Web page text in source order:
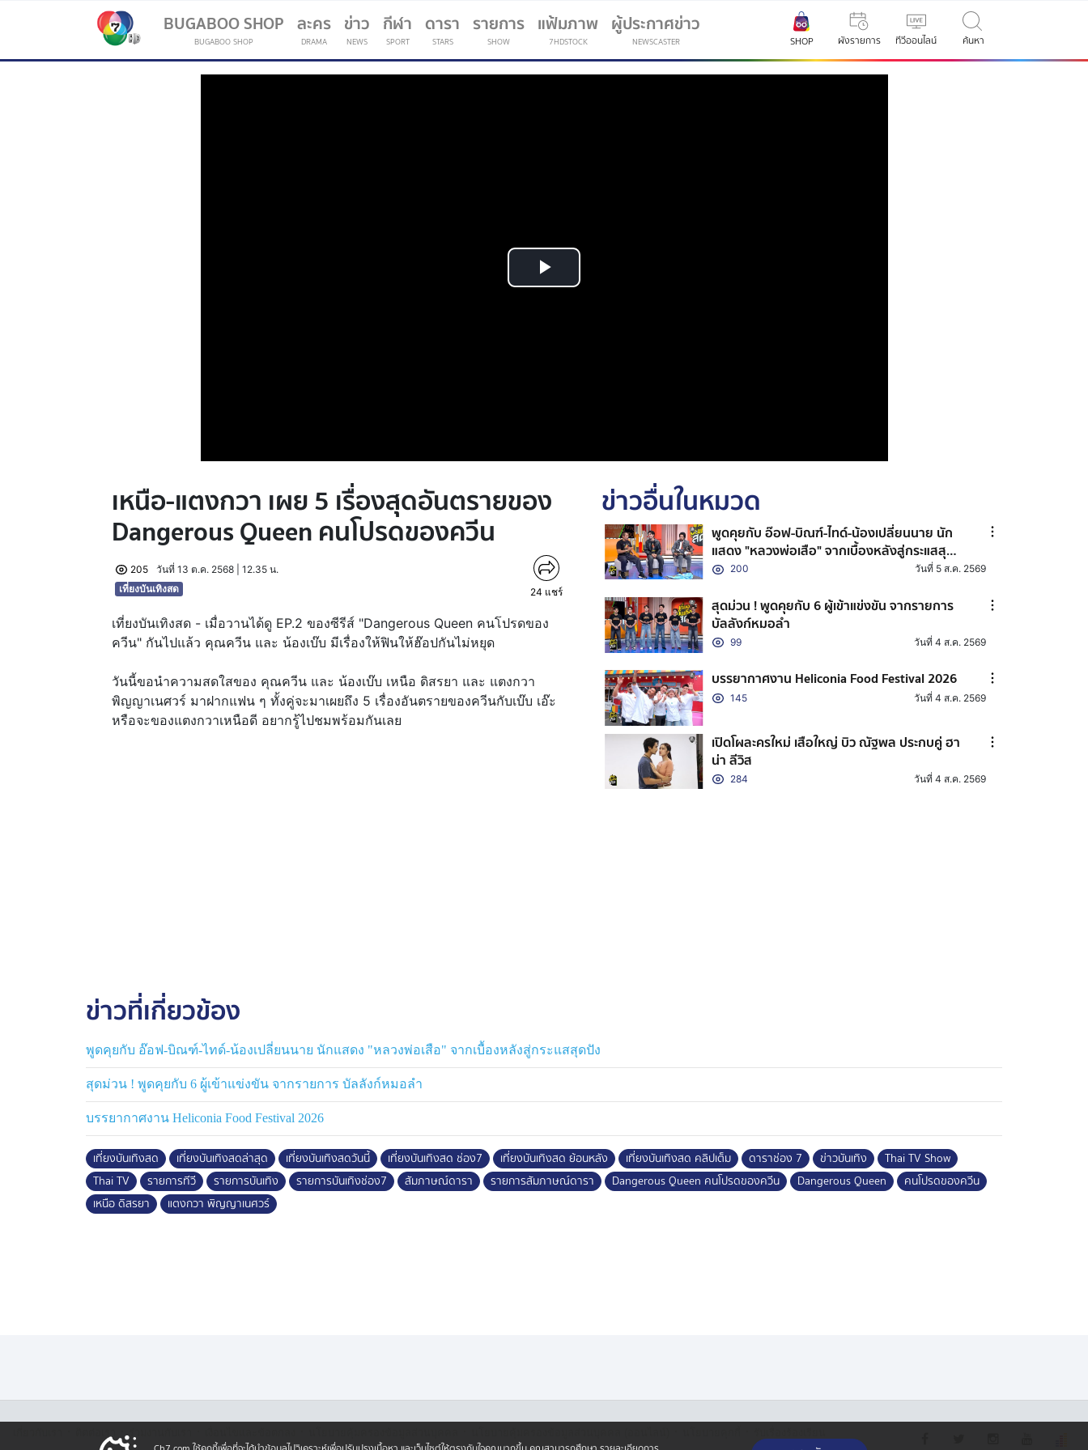
BUGABOO SHOP
BUGABOO SHOP
ละคร
DRAMA
ข่าว
NEWS
กีฬา
SPORT
(current)
ดารา
STARS
รายการ
SHOW
แฟ้มภาพ
7HDSTOCK
ผู้ประกาศข่าว
NEWSCASTER SHOP ผังรายการ ทีวีออนไลน์ ค้นหา
Play
เหนือ-แตงกวา เผย 5 เรื่องสุดอันตรายของ
Dangerous Queen คนโปรดของควีน
205
วันที่ 13 ต.ค. 2568 | 12.35 น.
เที่ยงบันเทิงสด
24 แชร์
เที่ยงบันเทิงสด - เมื่อวานได้ดู EP.2 ของซีรีส์ "Dangerous Queen คนโปรดของ
ควีน" กันไปแล้ว คุณควีน และ น้องเบ๊บ มีเรื่องให้ฟินให้ฮ๊อปกันไม่หยุด
วันนี้ขอนำความสดใสของ คุณควีน และ น้องเบ๊บ เหนือ ดิสรยา และ แตงกวา
พิญญาเนศวร์ มาฝากแฟน ๆ ทั้งคู่จะมาเผยถึง 5 เรื่องอันตรายของควีนกับเบ๊บ เอ๊ะ
หรือจะของแตงกวาเหนือดี อยากรู้ไปชมพร้อมกันเลย
ข่าวอื่นในหมวด
พูดคุยกับ อ๊อฟ-บิณฑ์-ไทด์-น้องเปลี่ยนนาย นัก
แสดง "หลวงพ่อเสือ" จากเบื้องหลังสู่กระแสสุด
ปัง 200 วันที่ 5 ส.ค. 2569
สุดม่วน ! พูดคุยกับ 6 ผู้เข้าแข่งขัน จากรายการ
บัลลังก์หมอลำ
99 วันที่ 4 ส.ค. 2569
บรรยากาศงาน Heliconia Food Festival 2026
145 วันที่ 4 ส.ค. 2569
เปิดโผละครใหม่ เสือใหญ่ บิว ณัฐพล ประกบคู่ ฮา
น่า ลีวิส
284 วันที่ 4 ส.ค. 2569
ข่าวที่เกี่ยวข้อง
พูดคุยกับ อ๊อฟ-บิณฑ์-ไทด์-น้องเปลี่ยนนาย นักแสดง "หลวงพ่อเสือ" จากเบื้องหลังสู่กระแสสุดปัง
สุดม่วน ! พูดคุยกับ 6 ผู้เข้าแข่งขัน จากรายการ บัลลังก์หมอลำ
บรรยากาศงาน Heliconia Food Festival 2026
เที่ยงบันเทิงสด เที่ยงบันเทิงสดล่าสุด เที่ยงบันเทิงสดวันนี้ เที่ยงบันเทิงสด ช่อง7 เที่ยงบันเทิงสด ย้อนหลัง เที่ยงบันเทิงสด คลิปเต็ม ดาราช่อง 7 ข่าวบันเทิง
Thai TV Show
Thai TV
รายการทีวี รายการบันเทิง รายการบันเทิงช่อง7 สัมภาษณ์ดารา รายการสัมภาษณ์ดารา Dangerous Queen คนโปรดของควีน Dangerous Queen
คนโปรดของควีน
เหนือ ดิสรยา
แตงกวา พิญญาเนศวร์